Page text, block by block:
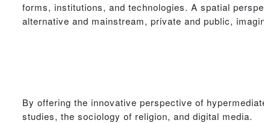
forms, institutions, and technologies. A spatial
alternative and mainstream, private and public,
By offering the innovative perspective of
studies, the sociology of religion, and digital media.